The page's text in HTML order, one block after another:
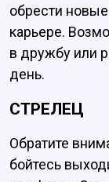
обрести
карьере.
в дружбу или
день.
СТРЕЛЕЦ
Обратите
бойтесь